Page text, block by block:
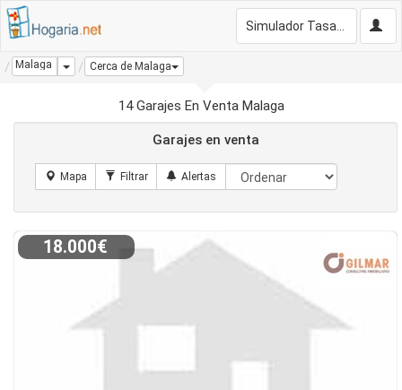
Malaga Dropdown
Cerca de Malaga
14 Garajes En Venta Malaga
Garajes en venta
18.000€